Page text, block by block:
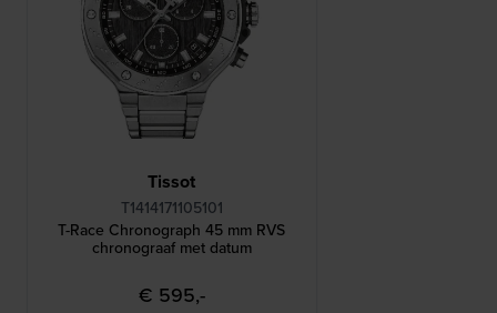
Tissot
T1414171105101
T-Race Chronograph 45 mm RVS
chronograaf met datum
€ 595,-